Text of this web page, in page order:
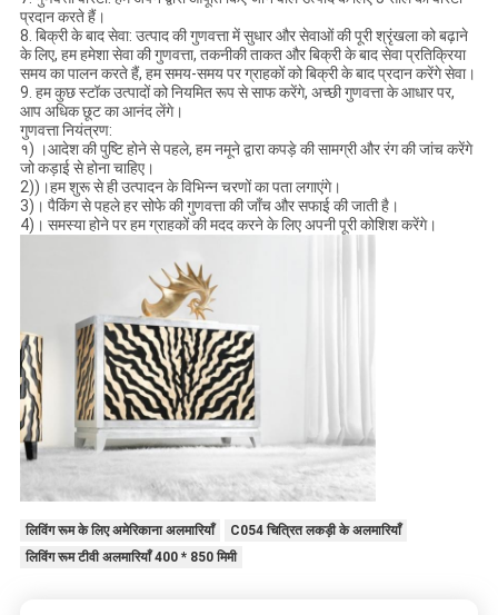
प्रदान करते हैं।
8. बिक्री के बाद सेवा: उत्पाद की गुणवत्ता में सुधार और सेवाओं की पूरी श्रृंखला को बढ़ाने
के लिए, हम हमेशा सेवा की गुणवत्ता, तकनीकी ताकत और बिक्री के बाद सेवा प्रतिक्रिया
समय का पालन करते हैं, हम समय-समय पर ग्राहकों को बिक्री के बाद प्रदान करेंगे सेवा।
9. हम कुछ स्टॉक उत्पादों को नियमित रूप से साफ करेंगे, अच्छी गुणवत्ता के आधार पर,
आप अधिक छूट का आनंद लेंगे।
गुणवत्ता नियंत्रण:
१) ।आदेश की पुष्टि होने से पहले, हम नमूने द्वारा कपड़े की सामग्री और रंग की जांच करेंगे
जो कड़ाई से होना चाहिए।
2))।हम शुरू से ही उत्पादन के विभिन्न चरणों का पता लगाएंगे।
3)। पैकिंग से पहले हर सोफे की गुणवत्ता की जाँच और सफाई की जाती है।
4)। समस्या होने पर हम ग्राहकों की मदद करने के लिए अपनी पूरी कोशिश करेंगे।
लिविंग रूम के लिए अमेरिकाना अलमारियाँ
C054 चित्रित लकड़ी के अलमारियाँ
लिविंग रूम टीवी अलमारियाँ 400 * 850 मिमी